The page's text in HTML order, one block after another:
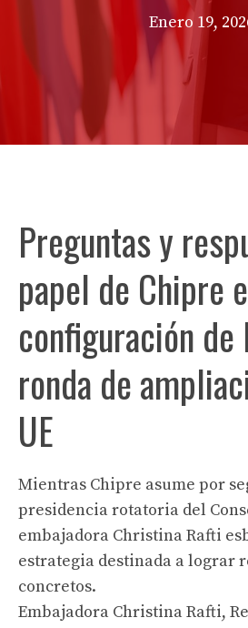
Enero 19,
Preguntas y
papel de Chipre
configuración
ronda de
UE
Mientras Chipre asume por
presidencia rotatoria del
embajadora Christina Rafti
estrategia destinada a lograr
concretos.
Embajadora Christina Rafti,